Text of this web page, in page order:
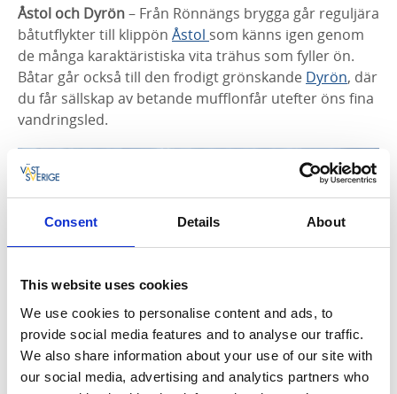
Consent Details About
This website uses cookies
We use cookies to personalise content and ads, to
provide social media features and to analyse our traffic.
We also share information about your use of our site with
our social media, advertising and analytics partners who
Åstol och Dyrön– Från Rönnängs brygga går reguljära
båtutflykter till klippön Åstol som känns igen genom
de många karaktäristiska vita trähus som fyller ön.
Båtar går också till den frodigt grönskande Dyrön, där
du får sällskap av betande mufflonfår utefter öns fina
vandringsled.
Fotograf:Jonas Ingman
Barnfamiljen cyklar gärna på Tjörn